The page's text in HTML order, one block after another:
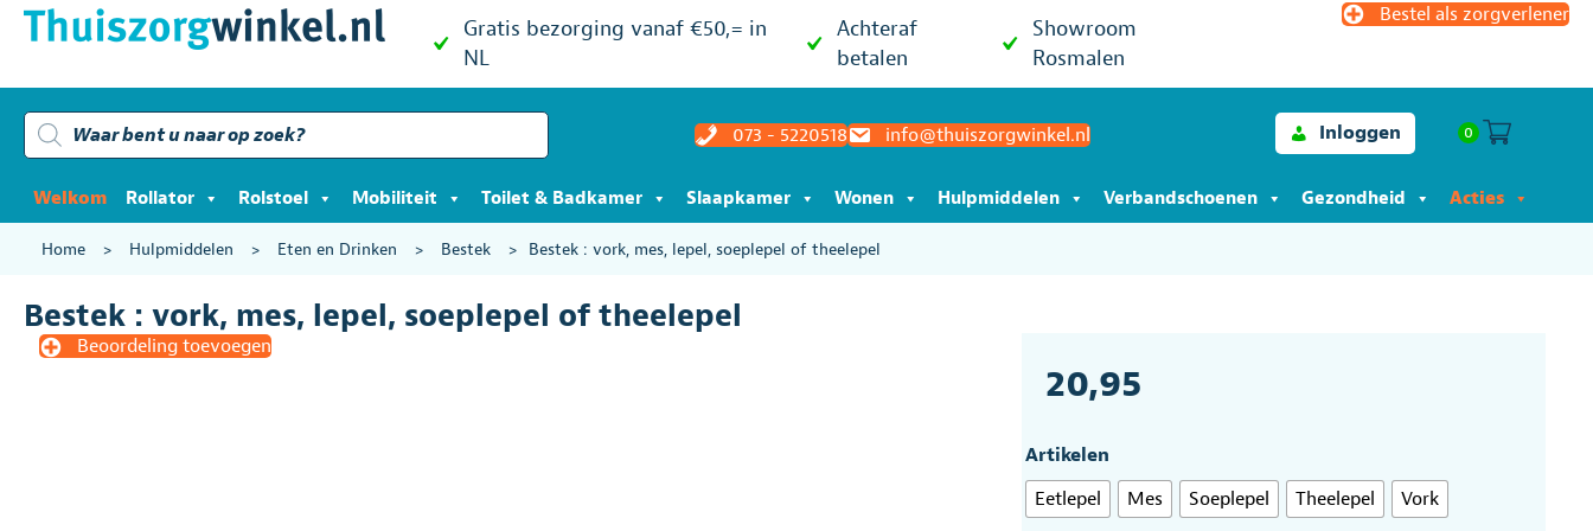
Gratis bezorging vanaf €50,= in
NL
Achteraf
betalen
Showroom
Rosmalen
Bestel als zorgverlener
Producten
zoeken
073 - 5220518 info@thuiszorgwinkel.nl Inloggen 0
Welkom Rollator Rolstoel Mobiliteit Toilet & Badkamer Slaapkamer Wonen Hulpmiddelen Verbandschoenen Gezondheid Acties
Home > Hulpmiddelen > Eten en Drinken > Bestek > Bestek : vork, mes, lepel, soeplepel of theelepel
Bestek : vork, mes, lepel, soeplepel of theelepel
Beoordeling toevoegen
20,95
Artikelen
Eetlepel
Mes Soeplepel Theelepel Vork